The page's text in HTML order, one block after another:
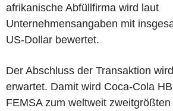
afrikanische Abfüllfirma wird laut
Unternehmensangaben mit
US-Dollar bewertet.
Der Abschluss der Transaktion
erwartet. Damit wird Coca-Cola
FEMSA zum weltweit